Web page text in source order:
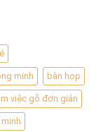
minh bàn họp
việc gỗ đơn giản